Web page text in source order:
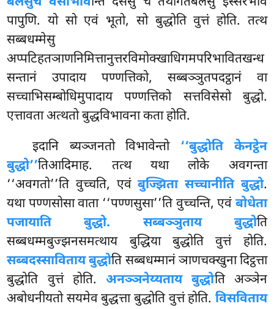
पापुणि. यो सो एवं भूतो, सो बुद्धोति वुत्तं होति. तत्थ
सब्बधम्मेसु
अप्पटिहतञाणनिमित्तानुत्तरविमोक्खाधिगमपरिभावितखन्ध
सन्तानं उपादाय पण्णत्तिको, सब्बञ्ञुतपदट्ठानं वा
सच्चाभिसम्बोधिमुपादाय पण्णत्तिको सत्तविसेसो बुद्धो.
एत्तावता अत्थतो बुद्धविभावना कता होति.
इदानि ब्यञ्जनतो विभावेन्तो ‘‘बुद्धोति केनट्ठेन
बुद्धो’’तिआदिमाह. तत्थ यथा लोके अवगन्ता
‘‘अवगतो’’ति वुच्चति, एवंबुज्झिता सच्चानीति बुद्धो.
यथा पण्णसोसा वाता ‘‘पण्णसुसा’’ति वुच्चन्ति, एवं बोधेता
पजायाति बुद्धो. सब्बञ्ञुताय बुद्धोति
सब्बधम्मबुज्झनसमत्थाय बुद्धिया बुद्धोति वुत्तं होति.
सब्बदस्साविताय बुद्धोति सब्बधम्मानं ञाणचक्खुना दिट्ठत्ता
बुद्धोति वुत्तं होति.अनञ्ञनेय्यताय बुद्धोति अञ्ञेन
अबोधनीयतो सयमेव बुद्धत्ता बुद्धोति वुत्तं होति. विसविताय